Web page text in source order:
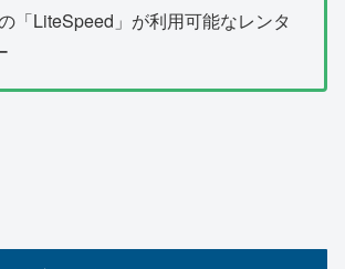
「LiteSpeed」が利用可能なレンタ